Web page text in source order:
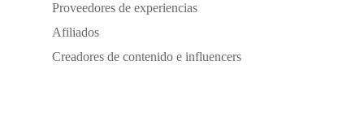
Proveedores de experiencias
Afiliados
Creadores de contenido e influencers